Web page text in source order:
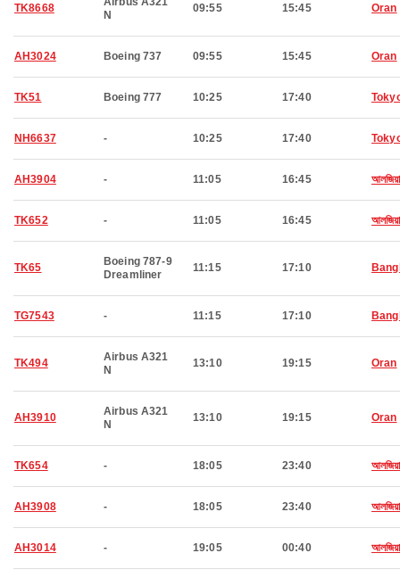
TK8668
N
09:55 15:45 Oran
AH3024 Boeing 737 09:55 15:45 Oran
TK51 Boeing 777 10:25 17:40
NH6637 - 10:25 17:40
AH3904 - 11:05 16:45
TK652 - 11:05 16:45
TK65
Boeing 787-9
Dreamliner
11:15 17:10
TG7543 - 11:15 17:10
TK494
Airbus A321
N
13:10 19:15 Oran
AH3910
Airbus A321
N
13:10 19:15 Oran
TK654 - 18:05 23:40
AH3908 - 18:05 23:40
AH3014 - 19:05 00:40